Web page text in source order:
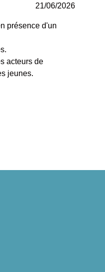
21/06/2026
présence d'un
acteurs de
jeunes.